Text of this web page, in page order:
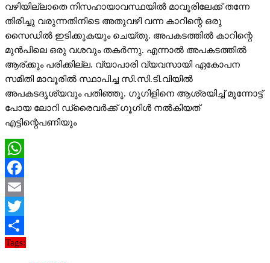
വഴിയില്ലാതെ നിസഹായാവസ്ഥയില്‍ മാവൂരിലേക്ക് തന്നേ
തിരിച്ചു വരുന്നതിനിടെ അതുവഴി വന്ന കാറിന്റെ ഒരു
സൈഡില്‍ ഇടിക്കുകയും ചെയ്തു. അപകടത്തില്‍ കാറിന്റെ
മുന്‍പിലെ ഒരു വശവും തകര്‍ന്നു. എന്നാല്‍ അപകടത്തില്‍
ആര്ക്കും പരിക്കില്ല. വ്യാപാരി വ്യവസായി ഏകോപന
സമിതി മാവൂരില്‍ സ്ഥാപിച്ച സി.സി.ടി.വിയില്‍
അപകടദൃശ്യവും പതിഞ്ഞു. ഗൂഗിളിനെ ആശ്രയിച്ച് മുന്നോട്ട്
പോയ ലോറി ഡ്രൈവര്‍ക്ക് ഗൂഗിള്‍ നല്‍കിയത്
എട്ടിന്റെപണിയും
WhatsApp
Facebook
Email
Twitter
Share
Tags: